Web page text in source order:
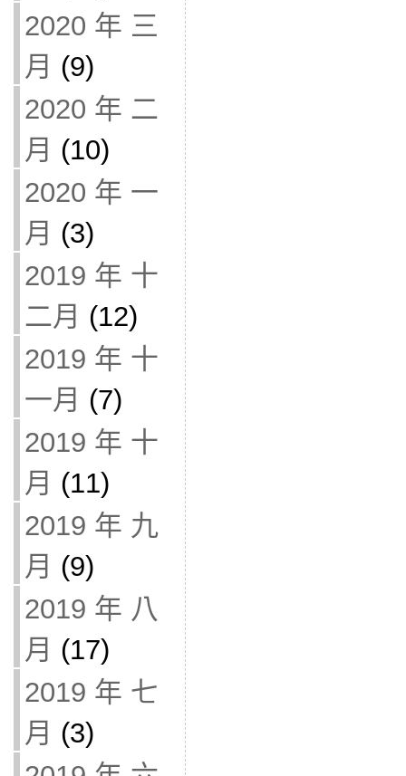
2020 年 三
月 (9)
2020 年 二
月 (10)
2020 年 一
月 (3)
2019 年 十
二月 (12)
2019 年 十
一月 (7)
2019 年 十
月 (11)
2019 年 九
月 (9)
2019 年 八
月 (17)
2019 年 七
月 (3)